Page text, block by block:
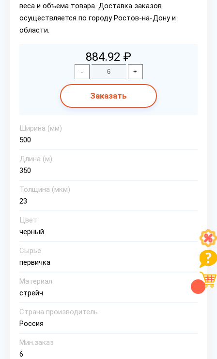
веса и объема товара. Доставка заказов
осуществляется по городу Ростов-на-Дону и
области.
884.92 ₽
- +
Заказать
Ширина (мм)
500
Длина (м)
350
Толщина (мкм)
23
Цвет
черный
Сырье
первичка
Материал
стрейч
Страна производитель
Россия
Мин.заказ
6